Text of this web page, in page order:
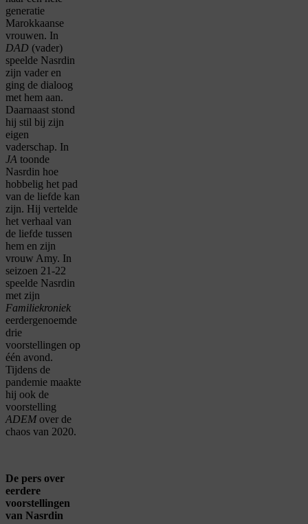
generatie
Marokkaanse
vrouwen. In
DAD (vader)
speelde Nasrdin
zijn vader en
ging de dialoog
met hem aan.
Daarnaast stond
hij stil bij zijn
eigen
vaderschap. In
JA toonde
Nasrdin hoe
hobbelig het pad
van de liefde kan
zijn. Hij vertelde
het verhaal van
de liefde tussen
hem en zijn
vrouw Amy. In
seizoen 21-22
speelde Nasrdin
met zijn
Familiekroniek
eerdergenoemde
drie
voorstellingen op
één avond.
Tijdens de
pandemie maakte
hij ook de
voorstelling
ADEMover de
chaos van 2020.
De pers over
eerdere
voorstellingen
van Nasrdin